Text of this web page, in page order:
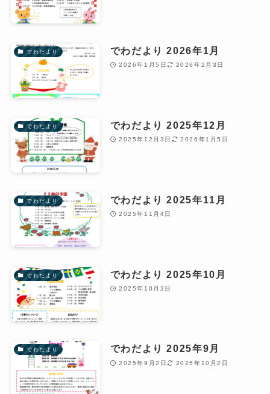
でわだより でわだより 2026年1月
2026年1月5日 2026年2月3日
でわだより でわだより 2025年12月
2025年12月3日 2026年1月5日
でわだより でわだより 2025年11月
2025年11月4日
でわだより でわだより 2025年10月
2025年10月2日
でわだより でわだより 2025年9月
2025年9月2日 2025年10月2日